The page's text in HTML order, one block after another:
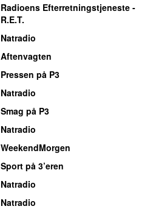
Radioens Efterretningstjeneste -
R.E.T.
Natradio
Aftenvagten
Pressen på P3
Natradio
Smag på P3
Natradio
WeekendMorgen
Sport på 3’eren
Natradio
Natradio